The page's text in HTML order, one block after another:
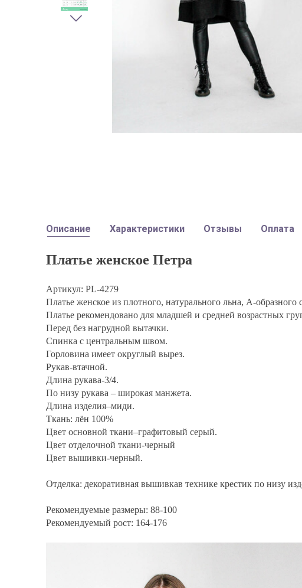
Описание
Платье женское Петра
Артикул: PL-4279
Платье женское из плотного, натурального льна, А-образного
Платье рекомендовано для младшей и средней возрастных
Перед без нагрудной вытачки.
Спинка с центральным швом.
Горловина имеет округлый вырез.
Рукав-втачной.
Длина рукава-3/4.
По низу рукава – широкая манжета.
Длина изделия–миди.
Ткань: лён 100%
Цвет основной ткани–графитовый серый.
Цвет отделочной ткани-черный
Цвет вышивки-черный.
Отделка: декоративная вышивкав технике крестик по низу
Рекомендуемые размеры: 88-100
Рекомендуемый рост: 164-176
Характеристики Отзывы Оплата